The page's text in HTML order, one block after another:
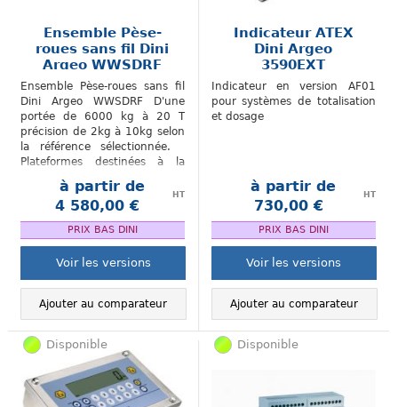
Ensemble Pèse-
roues sans fil Dini
Argeo WWSDRF
Ensemble Pèse-roues sans fil
Dini Argeo WWSDRF D'une
portée de 6000 kg à 20 T
précision de 2kg à 10kg selon
la référence sélectionnée.
Plateformes destinées à la
réalisation de stations de
pesage...à partir de
4 580,00 €
HT
PRIX BAS DINI
Voir les versions
Ajouter au comparateur
Indicateur ATEX
Dini Argeo
3590EXT
Indicateur en version AF01
pour systèmes de totalisation
et dosage
à partir de
730,00 €
HT
PRIX BAS DINI
Voir les versions
Ajouter au comparateur
Disponible Disponible